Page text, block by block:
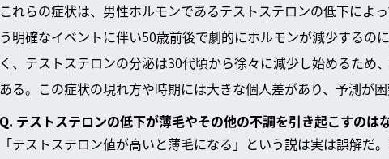
これらの症状は、男性ホルモンであるテストステロンの低下によ
う明確なイベントに伴い50歳前後で劇的にホルモンが減少するの
く、テストステロンの分泌は30代頃から徐々に減少し始めるため
ある。この症状の現れ方や時期には大きな個人差があり、予測が困
Q. テストステロンの低下が薄毛やその他の不調を引き起こすのは
「テストステロン値が高いと薄毛になる」という説は実は誤解だ